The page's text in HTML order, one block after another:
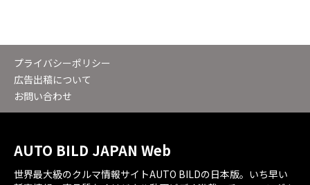
プライバシーポリシー
広告出稿について
お問い合わせ
AUTO BILD JAPAN Web
世界最大級のクルマ情報サイトAUTO BILDの日本版。いち早い